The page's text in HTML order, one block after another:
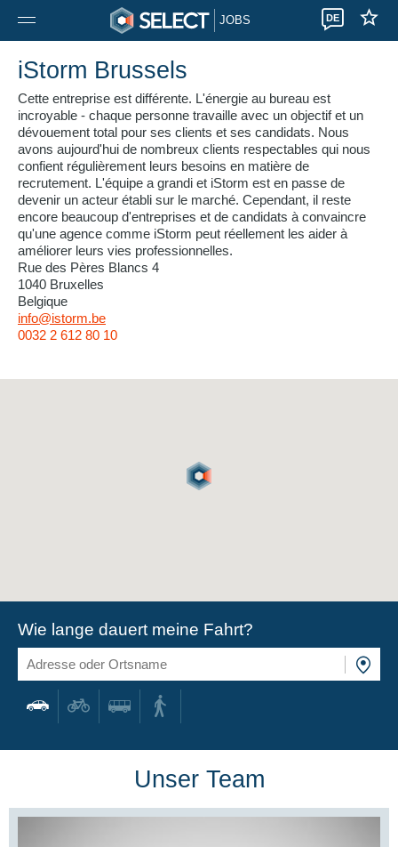
JOBS DE
iStorm Brussels
Cette entreprise est différente. L'énergie au bureau est
incroyable - chaque personne travaille avec un objectif et un
dévouement total pour ses clients et ses candidats. Nous
avons aujourd'hui de nombreux clients respectables qui nous
confient régulièrement leurs besoins en matière de
recrutement. L'équipe a grandi et iStorm est en passe de
devenir un acteur établi sur le marché. Cependant, il reste
encore beaucoup d'entreprises et de candidats à convaincre
qu'une agence comme iStorm peut réellement les aider à
améliorer leurs vies professionnelles.
Rue des Pères Blancs 4
1040 Bruxelles
Belgique
info@istorm.be
0032 2 612 80 10
Wie lange dauert meine Fahrt?
Unser Team